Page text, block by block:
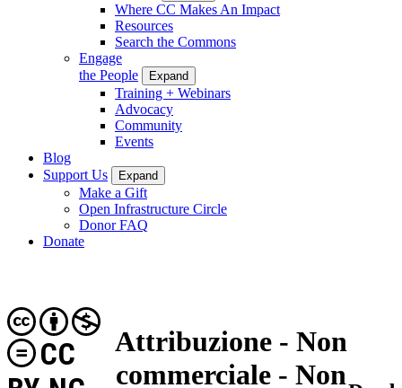
Where CC Makes An Impact
Resources
Search the Commons
Engage
the People
Expand
Training + Webinars
Advocacy
Community
Events
Blog
Support Us
Expand
Make a Gift
Open Infrastructure Circle
Donor FAQ
Donate
Attribuzione - Non
commerciale - Non
CC